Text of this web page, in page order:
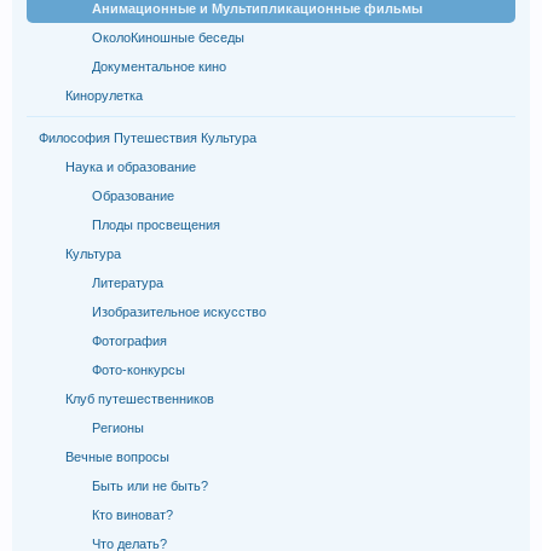
Анимационные и Мультипликационные фильмы
ОколоКиношные беседы
Документальное кино
Кинорулетка
Философия Путешествия Культура
Наука и образование
Образование
Плоды просвещения
Культура
Литература
Изобразительное искусство
Фотография
Фото-конкурсы
Клуб путешественников
Регионы
Вечные вопросы
Быть или не быть?
Кто виноват?
Что делать?